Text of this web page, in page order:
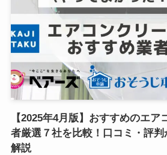
【2025年4月版】おすすめのエア
者厳選７社を比較！口コミ・評
解説